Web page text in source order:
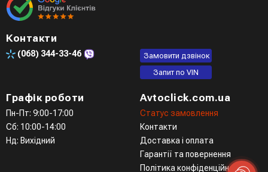
Контакти
(068) 344-33-46
Замовити дзвінок
Запит по VIN
Графік роботи
Пн-Пт: 9:00-17:00
Сб: 10:00-14:00
Нд: Вихідний
Avtoclick.com.ua
Статус замовлення
Контакти
Доставка і оплата
Гарантії та повернення
Політика конфіденційності